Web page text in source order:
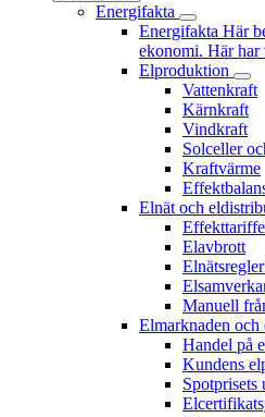
Energifakta
Energifakta Här
ekonomi. Här har
Elproduktion
Vattenkraft
Kärnkraft
Vindkraft
Solceller
Kraftvärme
Elnät och
Elavbrott
Manuell
Elmarknaden och
Handel på
Kundens